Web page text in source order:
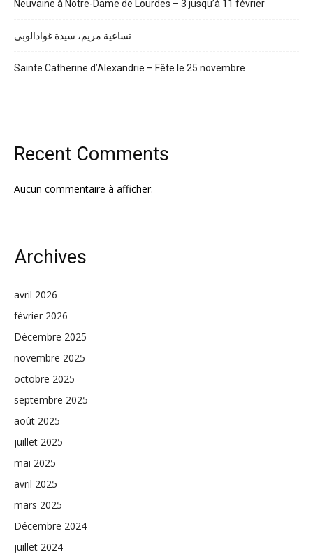
Neuvaine à Notre-Dame de Lourdes – 3 jusqu’à 11 février
تساعية مريم، سيدة غوادالوبي
Sainte Catherine d’Alexandrie – Fête le 25 novembre
Recent Comments
Aucun commentaire à afficher.
Archives
avril 2026
février 2026
Décembre 2025
novembre 2025
octobre 2025
septembre 2025
août 2025
juillet 2025
mai 2025
avril 2025
mars 2025
Décembre 2024
juillet 2024